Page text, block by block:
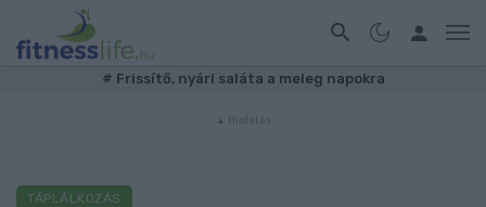
# Frissítő, nyári saláta a meleg napokra
TÁPLÁLKOZÁS